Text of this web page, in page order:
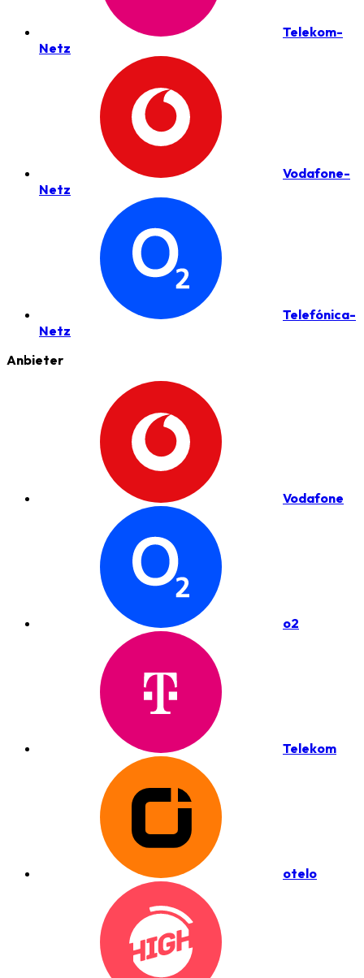
Telekom-
Netz
Vodafone-
Netz
Telefónica-
Netz
Anbieter
Vodafone
o2
Telekom
otelo